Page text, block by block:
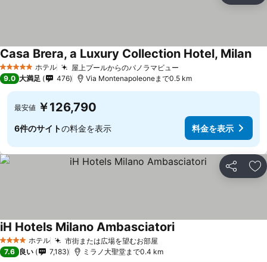
5 ホテルのランク
ホテル 屋上プールからのパノラマビュー
Casa Brera, a Luxury Collection Hotel, Milan
9.0 大満足 476 Via Montenapoleoneまで0.5 km
最安値 ￥126,790
6件のサイトの料金を表示 料金を表示
シェア お
4 ホテルのランク
ホテル 市街または広場を望むお部屋
iH Hotels Milano Ambasciatori
7.6 良い 7,183 ミラノ大聖堂まで0.4 km